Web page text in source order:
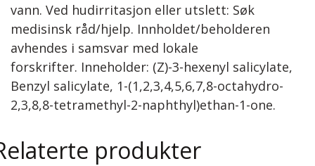
vann. Ved hudirritasjon eller utslett: Søk
medisinsk råd/hjelp. Innholdet/beholderen
avhendes i samsvar med lokale
forskrifter. Inneholder: (Z)-3-hexenyl salicylate,
Benzyl salicylate, 1-(1,2,3,4,5,6,7,8-octahydro-
2,3,8,8-tetramethyl-2-naphthyl)ethan-1-one.
produkter